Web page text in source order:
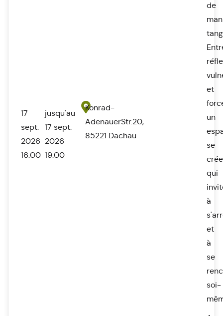
17
sept.
2026
16:00
jusqu'au
17 sept.
2026
19:00
Konrad-
AdenauerStr.20,
85221 Dachau
de
et
un
se
crée
qui
à
et
à
se
soi-